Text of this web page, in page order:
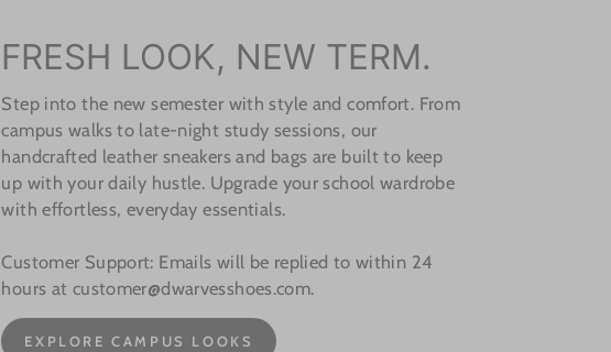
FRESH LOOK, NEW TERM.
Step into the new semester with style and comfort. From
campus walks to late-night study sessions, our
handcrafted leather sneakers and bags are built to keep
up with your daily hustle. Upgrade your school wardrobe
with effortless, everyday essentials.
Customer Support: Emails will be replied to within 24
hours at customer@dwarvesshoes.com.
EXPLORE CAMPUS LOOKS